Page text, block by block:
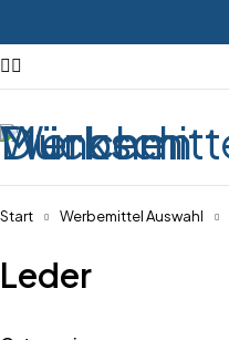
Start Werbemittel Auswahl
Leder